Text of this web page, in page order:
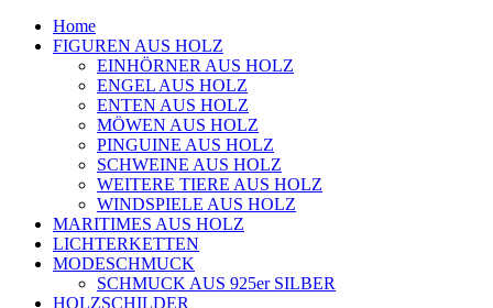
Home
FIGUREN AUS HOLZ
EINHÖRNER AUS HOLZ
ENGEL AUS HOLZ
ENTEN AUS HOLZ
MÖWEN AUS HOLZ
PINGUINE AUS HOLZ
SCHWEINE AUS HOLZ
WEITERE TIERE AUS HOLZ
WINDSPIELE AUS HOLZ
MARITIMES AUS HOLZ
LICHTERKETTEN
MODESCHMUCK
SCHMUCK AUS 925er SILBER
HOLZSCHILDER